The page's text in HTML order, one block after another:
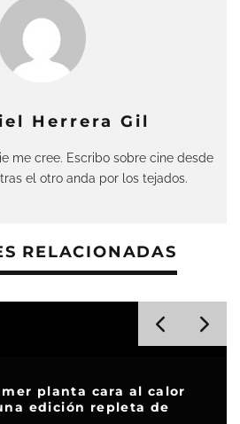
Herrera Gil
me cree. Escribo sobre cine desde
el otro anda por los tejados.
RELACIONADAS
planta cara al calor
edición repleta de